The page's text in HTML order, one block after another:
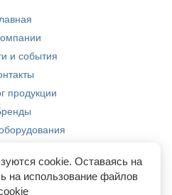
и события
продукции
cookie. Оставаясь на
на использование файлов